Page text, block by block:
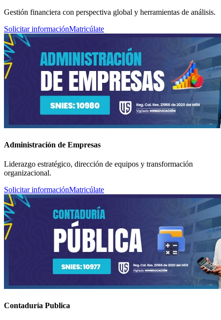
Gestión financiera con perspectiva global y herramientas de análisis.
Solicitar informaciónMatricúlate
Administración de Empresas
Liderazgo estratégico, dirección de equipos y transformación
organizacional.
Solicitar informaciónMatricúlate
Contaduría Publica